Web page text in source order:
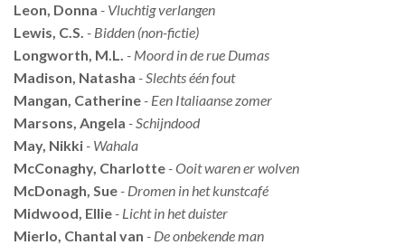
Leon, Donna - Vluchtig verlangen
Lewis, C.S. - Bidden (non-fictie)
Longworth, M.L. - Moord in de rue Dumas
Madison, Natasha - Slechts één fout
Mangan, Catherine - Een Italiaanse zomer
Marsons, Angela - Schijndood
May, Nikki - Wahala
McConaghy, Charlotte - Ooit waren er wolven
McDonagh, Sue - Dromen in het kunstcafé
Midwood, Ellie - Licht in het duister
Mierlo, Chantal van - De onbekende man